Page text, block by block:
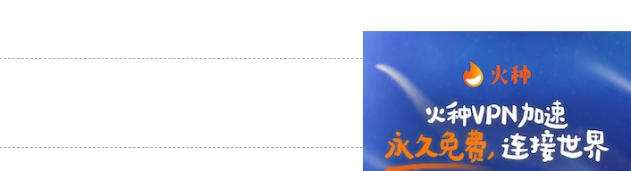
支持 [0] 反对 [0]